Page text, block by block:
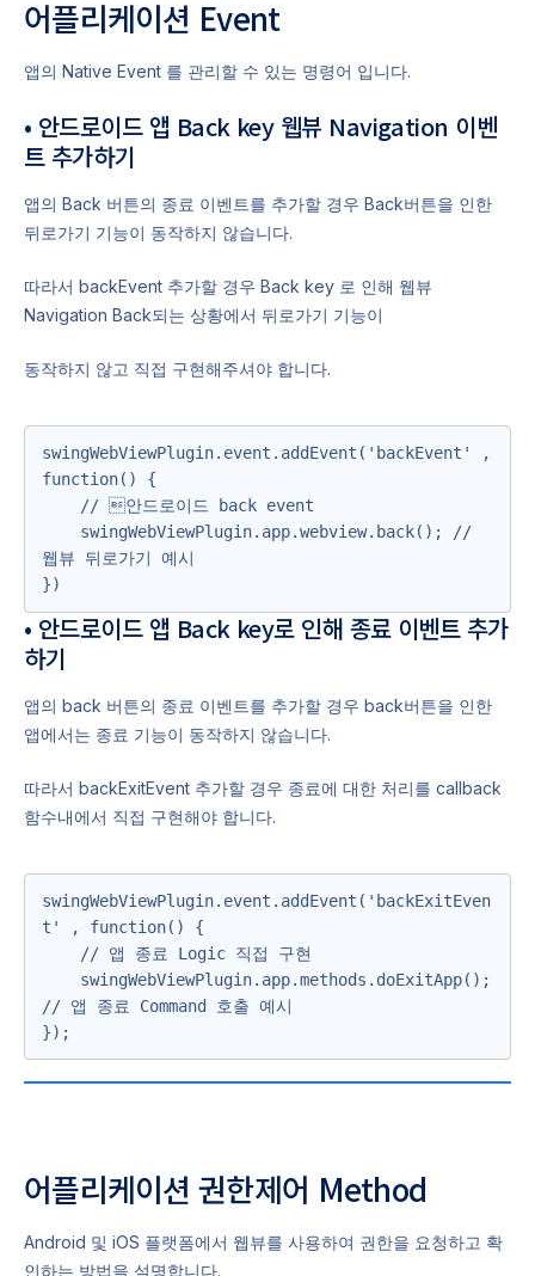
어플리케이션 Event
앱의 Native Event 를 관리할 수 있는 명령어 입니다.
• 안드로이드 앱 Back key 웹뷰 Navigation 이벤
트 추가하기
앱의 Back 버튼의 종료 이벤트를 추가할 경우 Back버튼을 인한
뒤로가기 기능이 동작하지 않습니다.
따라서 backEvent 추가할 경우 Back key 로 인해 웹뷰
Navigation Back되는 상황에서 뒤로가기 기능이
동작하지 않고 직접 구현해주셔야 합니다.
swingWebViewPlugin.event.addEvent('backEvent' ,
function() {
웹뷰 뒤로가기 예시
})
• 안드로이드 앱 Back key로 인해 종료 이벤트 추가
하기
앱의 back 버튼의 종료 이벤트를 추가할 경우 back버튼을 인한
앱에서는 종료 기능이 동작하지 않습니다.
따라서 backExitEvent 추가할 경우 종료에 대한 처리를 callback
함수내에서 직접 구현해야 합니다.
swingWebViewPlugin.event.addEvent('backExitEven
t' , function() {
// 앱 종료 Command 호출 예시
});
어플리케이션 권한제어 Method
Android 및 iOS 플랫폼에서 웹뷰를 사용하여 권한을 요청하고 확
인하는 방법을 설명합니다.